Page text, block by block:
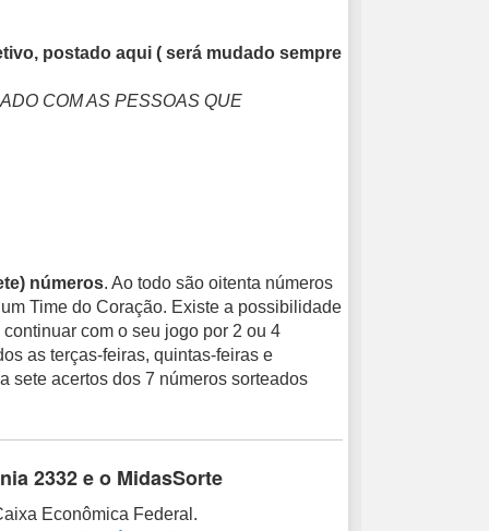
postado aqui ( será mudado sempre
COM AS PESSOAS QUE
números. Ao todo são oitenta números
Time do Coração. Existe a possibilidade
continuar com o seu jogo por 2 ou 4
as terças-feiras, quintas-feiras e
sete acertos dos 7 números sorteados
2332 e o MidasSorte
Econômica Federal.